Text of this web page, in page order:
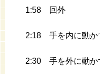
1:58 回外
2:18 手を内に動か
2:30 手を外に動か